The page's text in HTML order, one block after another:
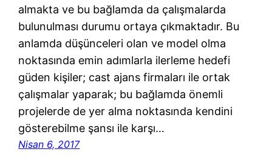
almakta ve bu bağlamda da çalışmalarda
bulunulması durumu ortaya çıkmaktadır. Bu
anlamda düşünceleri olan ve model olma
noktasında emin adımlarla ilerleme hedefi
güden kişiler; cast ajans firmaları ile ortak
çalışmalar yaparak; bu bağlamda önemli
projelerde de yer alma noktasında kendini
gösterebilme şansı ile karşı…
Nisan 6, 2017